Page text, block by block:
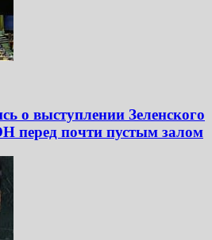
о выступлении Зеленского
перед почти пустым залом